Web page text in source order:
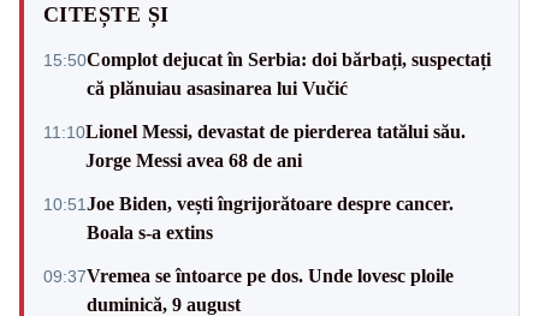
CITEȘTE ȘI
15:50Complot dejucat în Serbia: doi bărbați, suspectați
că plănuiau asasinarea lui Vučić
11:10Lionel Messi, devastat de pierderea tatălui său.
Jorge Messi avea 68 de ani
10:51Joe Biden, vești îngrijorătoare despre cancer.
Boala s-a extins
09:37Vremea se întoarce pe dos. Unde lovesc ploile
duminică, 9 august